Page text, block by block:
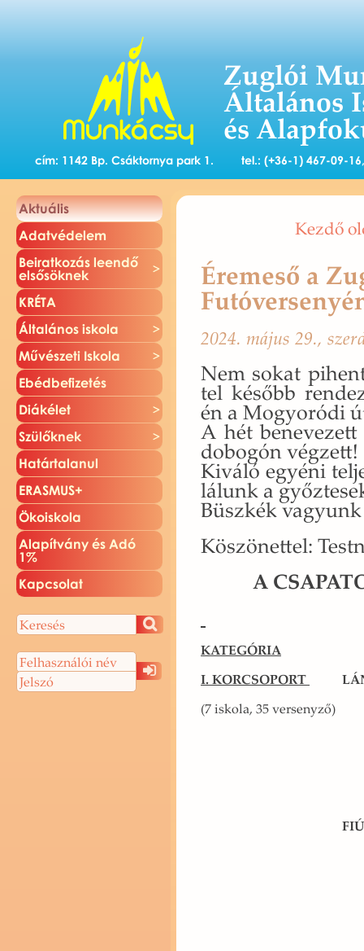
Zuglói
Általános
és
cím: 1142 Bp. Csáktornya park 1. tel.: (+36-1) 467-09-
Ak­tu­á­lis
Adat­vé­de­lem
Be­irat­ko­zás le­en­dő
el­ső­sök­nek
KRÉTA
Ál­ta­lá­nos is­ko­la
Mű­vé­sze­ti Is­ko­la
Ebéd­be­fi­ze­tés
Di­ák­élet
Szü­lők­nek
Ha­tár­ta­la­nul
ERAS­MUS+
Öko­is­ko­la
Ala­pít­vány és Adó
1%
Kap­cso­lat
Kezdő
Éremeső a
2024. május 29.,
Nem sokat
tel ké­sőbb
én a Mo­gyo­ró­di
A hét
do­bo­gón vég­zett!
Ki­vá­ló egyé­ni
lá­lunk a
Kö­szö­net­tel:
A
KA­TE­GÓ­RIA
I. KOR­CSO­PORT
(7 is­ko­la, 35 ver­seny­ző)
FIÚ